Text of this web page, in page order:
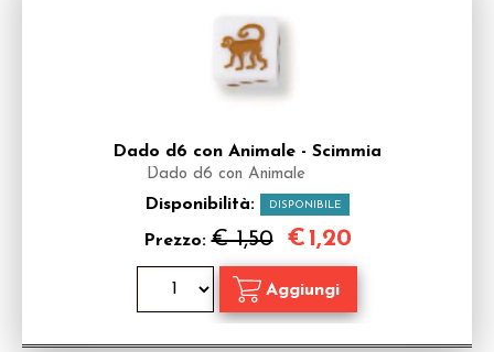
Dado d6 con Animale - Scimmia
Dado d6 con Animale
Disponibilità: DISPONIBILE
Prezzo:€ 1,50 €1,20